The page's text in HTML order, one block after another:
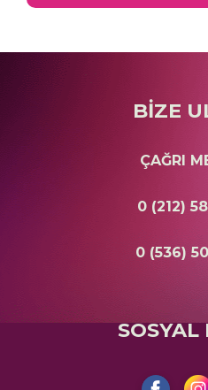
BİZE
ÇAĞRI
0 (212)
0 (536)
SOSYAL